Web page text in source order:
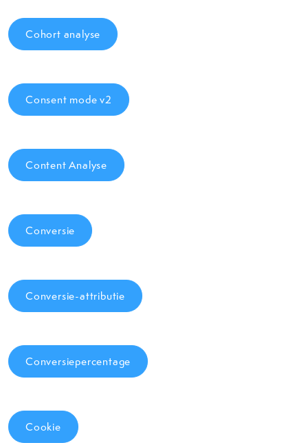
Cohort analyse
Consent mode v2
Content Analyse
Conversie
Conversie-attributie
Conversiepercentage
Cookie